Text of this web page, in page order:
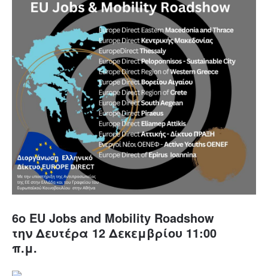
6ο EU Jobs and Mobility Roadshow
την Δευτέρα 12 Δεκεμβρίου 11:00
π.μ.